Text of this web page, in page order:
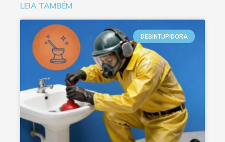
LEIA TAMBÉM
DESINTUPIDORA